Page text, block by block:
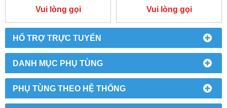
HỔ TRỢ TRỰC TUYẾN
DANH MỤC PHỤ TÙNG
PHỤ TÙNG THEO HỆ THỐNG
Vui lòng gọi Vui lòng gọi